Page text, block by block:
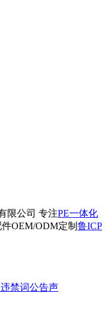
限公司 专注PE一体化
OEM/ODM定制 鲁ICP
禁词公告声